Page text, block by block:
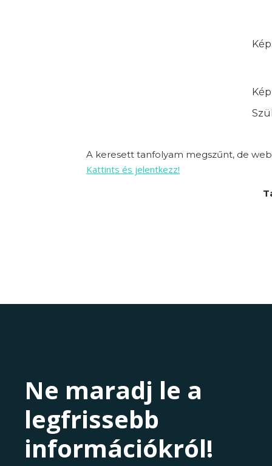
A keresett tanfolyam megszűnt, de
Kattints és jelentkezz!
Ne maradj le a
legfrissebb
információkról!